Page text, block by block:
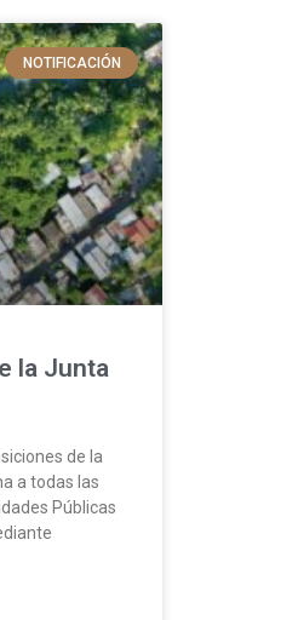
NOTIFICACIÓN
la Junta
de la
a todas las
Públicas